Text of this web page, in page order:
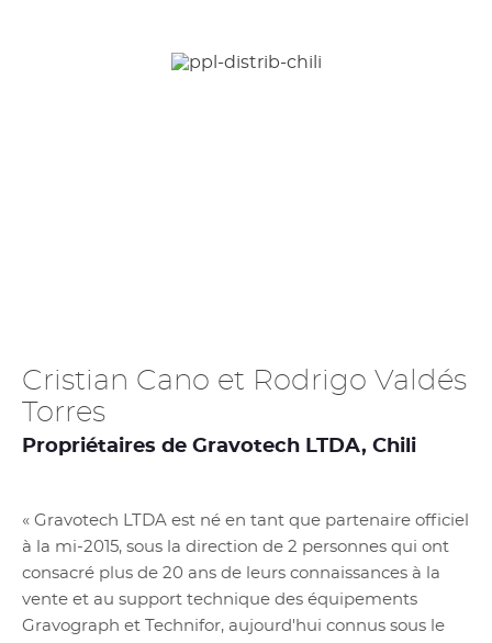
Cristian Cano et Rodrigo Valdés
Torres
Propriétaires de Gravotech LTDA, Chili
« Gravotech LTDA est né en tant que partenaire officiel
à la mi-2015, sous la direction de 2 personnes qui ont
consacré plus de 20 ans de leurs connaissances à la
vente et au support technique des équipements
Gravograph et Technifor, aujourd'hui connus sous le